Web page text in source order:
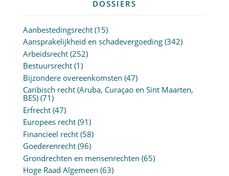
DOSSIERS
Aanbestedingsrecht(15)
Aansprakelijkheid en schadevergoeding(342)
Arbeidsrecht(252)
Bestuursrecht(1)
Bijzondere overeenkomsten (47)
Caribisch recht (Aruba, Curaçao en Sint Maarten,
BES)(71)
Erfrecht(47)
Europees recht(91)
Financieel recht(58)
Goederenrecht(96)
Grondrechten en mensenrechten (65)
Hoge Raad Algemeen (63)